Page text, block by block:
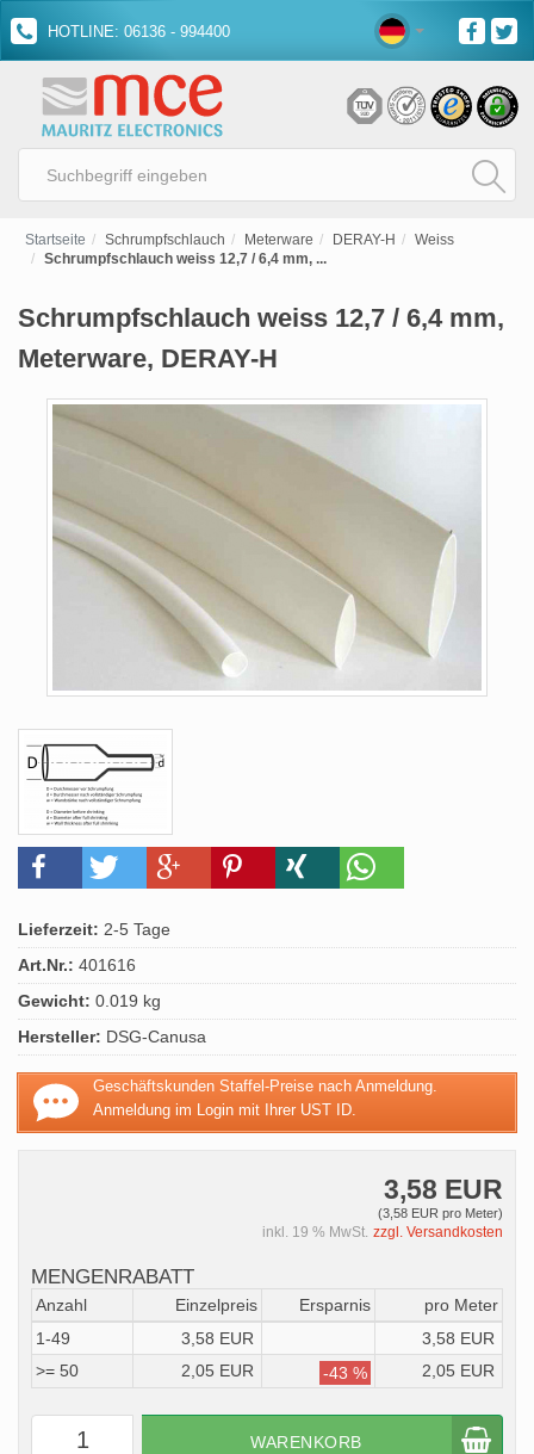
HOTLINE: 06136 - 994400
Startseite Schrumpfschlauch Meterware DERAY-H
Weiss
Schrumpfschlauch weiss 12,7 / 6,4 mm, ...
Schrumpfschlauch weiss 12,7 / 6,4 mm,
Meterware, DERAY-H
Lieferzeit: 2-5 Tage
Art.Nr.: 401616
Gewicht: 0.019 kg
Hersteller: DSG-Canusa
Geschäftskunden Staffel-Preise nach Anmeldung.
Anmeldung im Login mit Ihrer UST ID.
3,58 EUR
(3,58 EUR pro Meter)
inkl. 19 % MwSt. zzgl. Versandkosten
MENGENRABATT
Anzahl Einzelpreis Ersparnis
pro Meter
1-49
3,58 EUR
3,58 EUR
>= 50
2,05 EUR -43 % 2,05 EUR
WARENKORB